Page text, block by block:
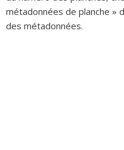
métadonnées de planche »
des métadonnées.